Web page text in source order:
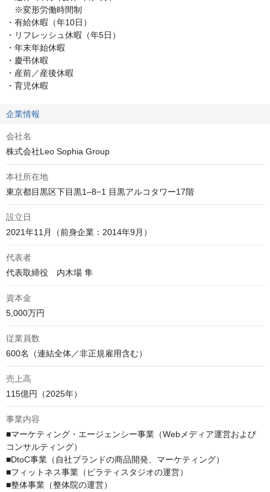
※変形労働時間制
・有給休暇（年10日）
・リフレッシュ休暇（年5日）
・年末年始休暇
・慶弔休暇
・産前／産後休暇
・育児休暇
企業情報
会社名
株式会社Leo Sophia Group
本社所在地
設立日
代表者
資本金
5,000万円
従業員数
600名（連結全体／非正規雇用含む）
売上高
115億円（2025年）
事業内容
■マーケティング・エージェンシー事業（Webメディア運営および
コンサルティング）
■DtoC事業（自社ブランドの商品開発、マーケティング）
■フィットネス事業（ピラティスタジオの運営）
■整体事業（整体院の運営）